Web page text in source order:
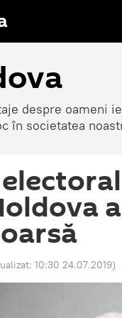
despre oameni
în societatea
10:30 24.07.2019)